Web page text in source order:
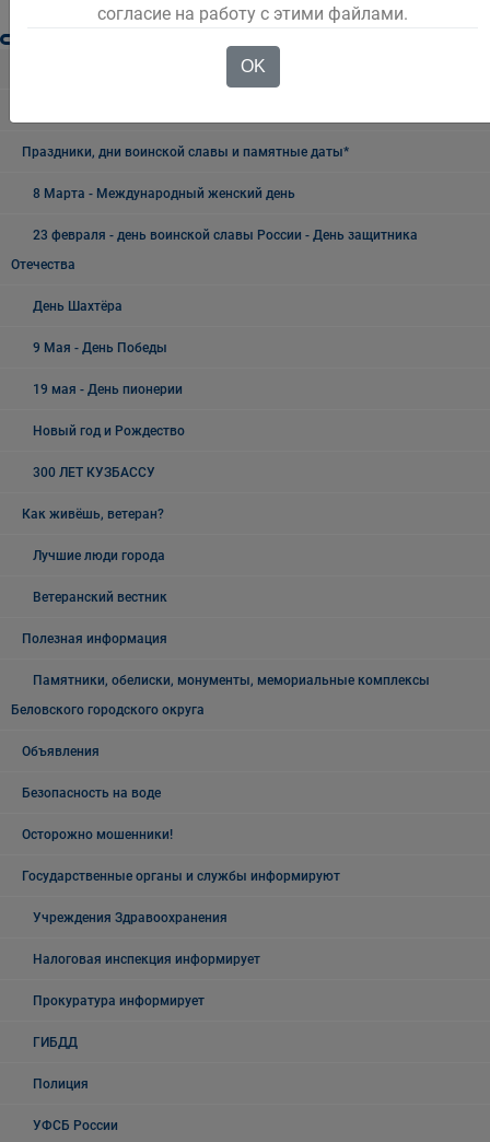
Праздники, дни воинской славы и памятные даты*
8 Марта - Международный женский день
23 февраля - день воинской славы России - День защитника
Отечества
День Шахтёра
9 Мая - День Победы
19 мая - День пионерии
Новый год и Рождество
300 ЛЕТ КУЗБАССУ
Как живёшь, ветеран?
Лучшие люди города
Ветеранский вестник
Полезная информация
Памятники, обелиски, монументы, мемориальные комплексы
Беловского городского округа
Объявления
Безопасность на воде
Осторожно мошенники!
Государственные органы и службы информируют
Учреждения Здравоохранения
Налоговая инспекция информирует
Прокуратура информирует
ГИБДД
Полиция
УФСБ России
согласие на работу с этими файлами.
OK